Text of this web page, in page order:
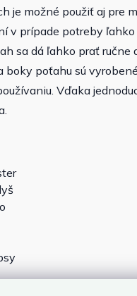
je možné použiť aj pre
v prípade potreby
sa dá ľahko prať ručne
poťahu sú
Vďaka